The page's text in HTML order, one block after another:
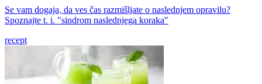
Se vam dogaja, da ves čas razmišljate o naslednjem opravilu?
Spoznajte t. i. "sindrom naslednjega koraka"
recept